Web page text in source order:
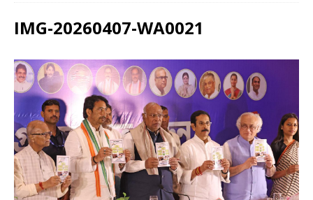
IMG-20260407-WA0021